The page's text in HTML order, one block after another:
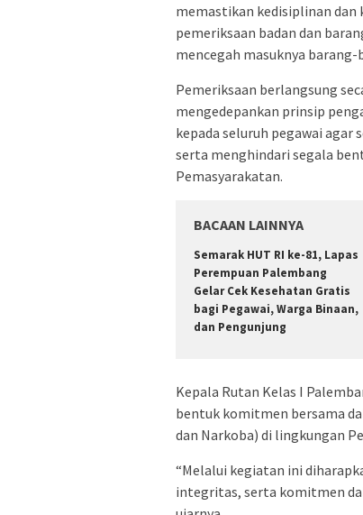
memastikan kedisiplinan dan
pemeriksaan badan dan
mencegah masuknya
Pemeriksaan berlangsung
mengedepankan prinsip
kepada seluruh pegawai
serta menghindari segala
Pemasyarakatan.
BACAAN LAINNYA
Semarak HUT RI ke-81, Lapas
Perempuan Palembang
Gelar Cek Kesehatan Gratis
bagi Pegawai, Warga Binaan,
dan Pengunjung
Kepala Rutan Kelas I
bentuk komitmen bersama
dan Narkoba) di lingkungan
“Melalui kegiatan ini
integritas, serta komitmen